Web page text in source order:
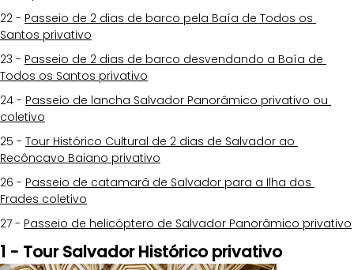
22 - Passeio de 2 dias de barco pela Baía de Todos os
Santos privativo
23 - Passeio de 2 dias de barco desvendando a Baía de
Todos os Santos privativo
24 - Passeio de lancha Salvador Panorâmico privativo ou
coletivo
25 - Tour Histórico Cultural de 2 dias de Salvador ao
Recôncavo Baiano privativo
26 - Passeio de catamarã de Salvador para a Ilha dos
Frades coletivo
27 - Passeio de helicóptero de Salvador Panorâmico privativo
1 - Tour Salvador Histórico privativo